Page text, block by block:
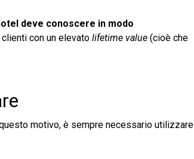
deve conoscere in modo
con un elevato lifetime value (cioè che
motivo, è sempre necessario utilizzare